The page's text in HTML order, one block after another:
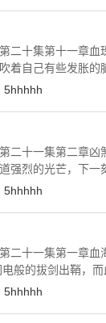
章血珠
着自己有些发胀的
脑袋也有些发疼了。
5hhhhh
章凶煞
强烈的光芒，下一
影的前方，她们的
5hhhhh
章血海
的拔剑出鞘，而
天蝎的眼神中看到
5hhhhh